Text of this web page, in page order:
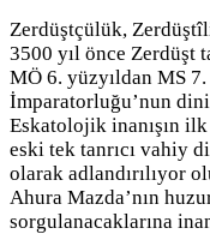
Zerdüştçülük,
3500 yıl önce Zerdüşt
MÖ 6. yüzyıldan MS
İmparatorluğu’nun
Eskatolojik inanışın
eski tek tanrıcı vahiy
olarak adlandırılıyor
Ahura Mazda’nın
sorgulanacaklarına